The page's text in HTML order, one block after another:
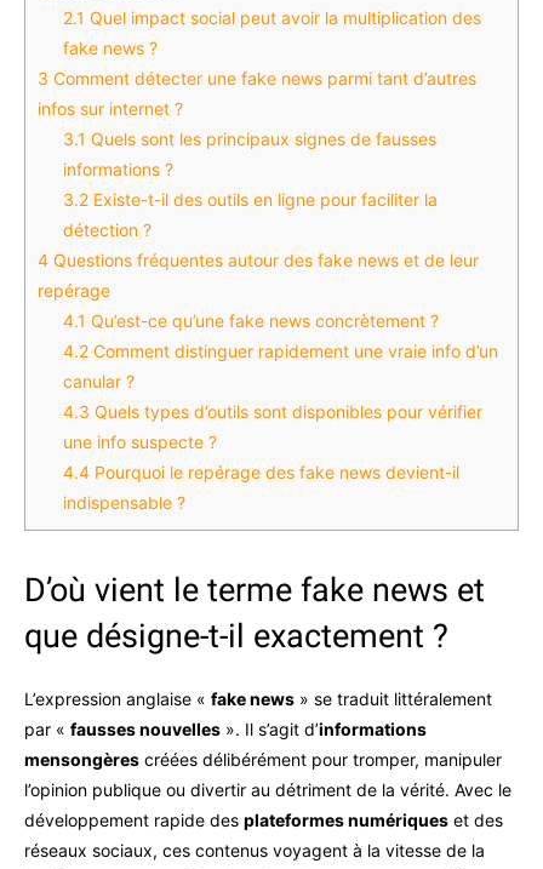
2.1 Quel impact social peut avoir la multiplication des
fake news ?
3 Comment détecter une fake news parmi tant d’autres
infos sur internet ?
3.1 Quels sont les principaux signes de fausses
informations ?
3.2 Existe-t-il des outils en ligne pour faciliter la
détection ?
4 Questions fréquentes autour des fake news et de leur
repérage
4.1 Qu’est-ce qu’une fake news concrètement ?
4.2 Comment distinguer rapidement une vraie info d’un
canular ?
4.3 Quels types d’outils sont disponibles pour vérifier
une info suspecte ?
4.4 Pourquoi le repérage des fake news devient-il
indispensable ?
D’où vient le terme fake news et
que désigne-t-il exactement ?
L’expression anglaise « fake news » se traduit littéralement
par « fausses nouvelles ». Il s’agit d’informations
mensongères créées délibérément pour tromper, manipuler
l’opinion publique ou divertir au détriment de la vérité. Avec le
développement rapide des plateformes numériques et des
réseaux sociaux, ces contenus voyagent à la vitesse de la